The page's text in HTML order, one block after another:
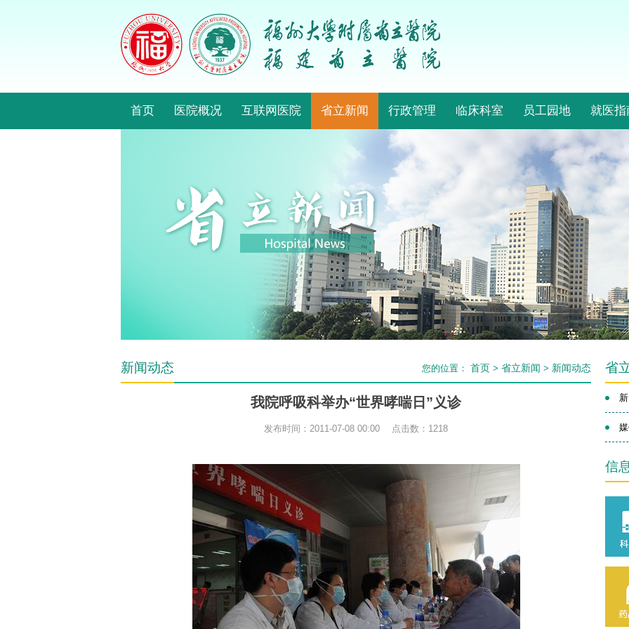
首页 医院概况 互联网医院 省立新闻 行政管理 临床科室 员工园地 就医指
新闻动态 您的位置： 首页 > 省立新闻 > 新闻动态
我院呼吸科举办“世界哮喘日”义诊
发布时间：2011-07-08 00:00 点击数： 1218
省
信